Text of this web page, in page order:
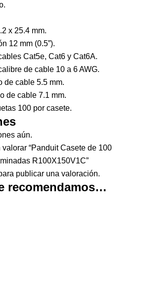
x 25.4 mm.
12 mm (0.5”).
Cat5e, Cat6 y Cat6A.
de cable 10 a 6 AWG.
de cable 5.5 mm.
de cable 7.1 mm.
100 por casete.
aún.
“Panduit Casete de 100
R100X150V1C”
publicar una valoración.
recomendamos…